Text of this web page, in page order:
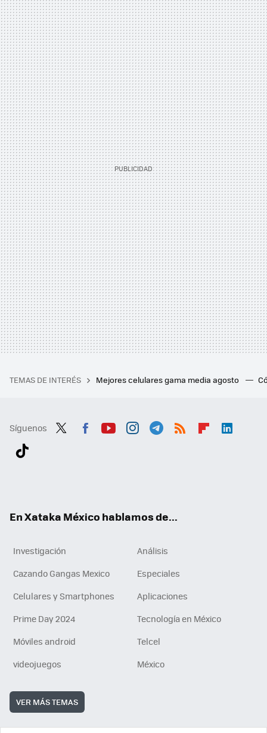
TEMAS DE INTERÉS Mejores celulares gama media agosto
Síguenos
En Xataka México hablamos de...
Investigación
Análisis
Cazando Gangas Mexico
Especiales
Celulares y Smartphones
Aplicaciones
Prime Day 2024
Tecnología en México
Móviles android
Telcel
videojuegos
México
VER MÁS TEMAS